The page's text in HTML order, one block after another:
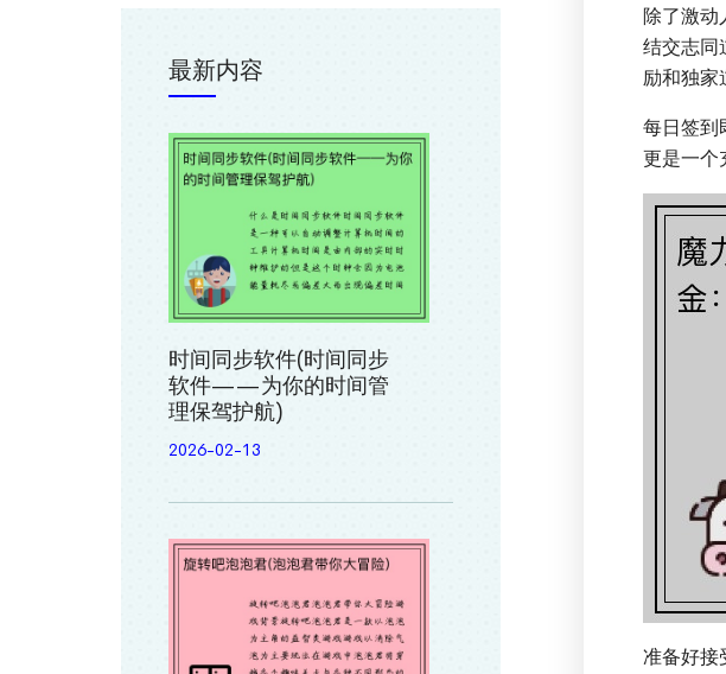
除了激动
结交志同
励和独家
每日签到
更是一个
准备好接
最新内容
时间同步软件(时间同步
软件——为你的时间管
理保驾护航)
2026-02-13